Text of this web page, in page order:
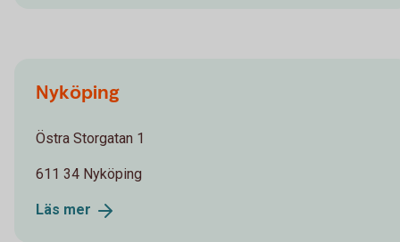
Nyköping
Östra Storgatan 1
611 34 Nyköping
Läs mer